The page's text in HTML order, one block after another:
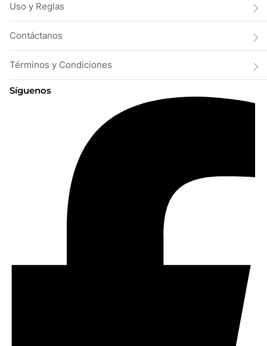
Uso y Reglas
Contáctanos
Términos y Condiciones
Síguenos